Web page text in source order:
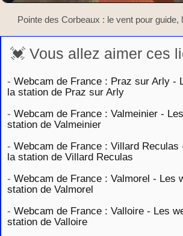
Pointe des Corbeaux : le vent pour guide,
💓 Vous allez aimer ces
- Webcam de France : Praz sur Arly -
la station de Praz sur Arly
- Webcam de France : Valmeinier -
station de Valmeinier
- Webcam de France : Villard
la station de Villard Reculas
- Webcam de France : Valmorel - Les
station de Valmorel
- Webcam de France : Valloire - Les
station de Valloire